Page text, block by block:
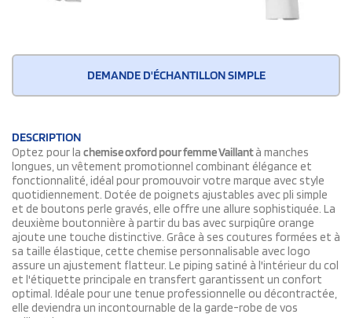
DEMANDE D'ÉCHANTILLON SIMPLE
DESCRIPTION
Optez pour la chemise oxford pour femme Vaillantà manches
longues, un vêtement promotionnel combinant élégance et
fonctionnalité, idéal pour promouvoir votre marque avec style
quotidiennement. Dotée de poignets ajustables avec pli simple
et de boutons perle gravés, elle offre une allure sophistiquée. La
deuxième boutonnière à partir du bas avec surpiqûre orange
ajoute une touche distinctive. Grâce à ses coutures formées et à
sa taille élastique, cette chemise personnalisable avec logo
assure un ajustement flatteur. Le piping satiné à l'intérieur du col
et l'étiquette principale en transfert garantissent un confort
optimal. Idéale pour une tenue professionnelle ou décontractée,
elle deviendra un incontournable de la garde-robe de vos